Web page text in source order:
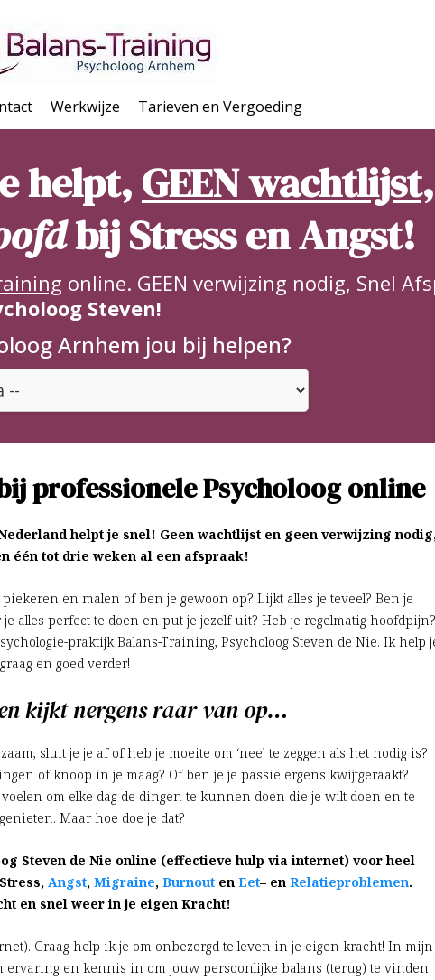
Werkwijze Tarieven en Vergoeding
helpt,GEEN wachtlijst,
bij Stress en Angst!
online. GEEN verwijzing nodig, Snel
Steven!
Arnhem jou bij helpen?
professionele Psycholoog online
helpt je snel! Geen wachtlijst en geen verwijzing
één tot drie weken al een afspraak!
en malen of ben je gewoon op? Lijkt alles je teveel? Ben je
alles perfect te doen en put je jezelf uit? Heb je regelmatig hoofdpijn?
praktijk Balans-Training, Psycholoog Steven de Nie. Ik help
graag en goed verder!
kijkt nergens raar van op…
sluit je je af of heb je moeite om ‘nee’ te zeggen als het nodig is?
of knoop in je maag? Of ben je je passie ergens kwijtgeraakt?
om elke dag de dingen te kunnen doen die je wilt doen en te
Maar hoe doe je dat?
Steven de Nie online (effectieve hulp via internet) voor heel
Angst, Migraine, Burnout en Eet– en Relatieproblemen.
en snel weer in je eigen Kracht!
Graag help ik je om onbezorgd te leven in je eigen kracht! In mijn
en kennis in om jouw persoonlijke balans (terug) te vinden.